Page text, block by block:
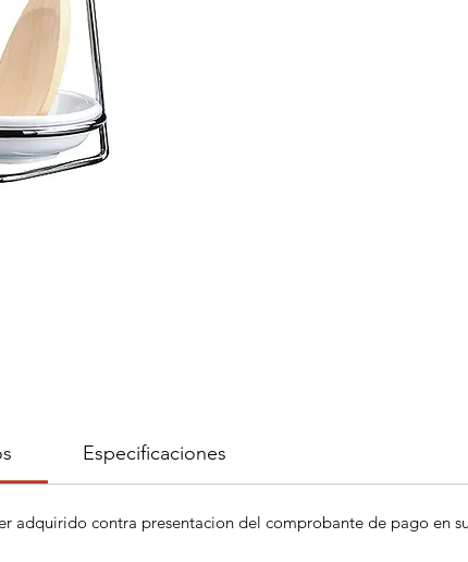
Especificaciones
adquirido contra presentacion del comprobante de pago en